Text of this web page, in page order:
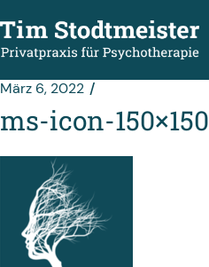
März 6, 2022
ms-icon-150×150